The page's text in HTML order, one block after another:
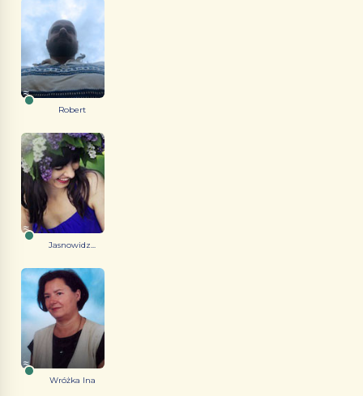
Robert
Jasnowidz...
Wróżka Ina